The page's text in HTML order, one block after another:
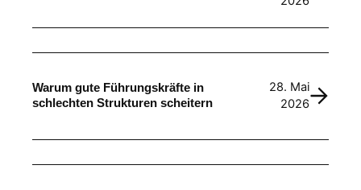
Warum gute Führungskräfte in
schlechten Strukturen scheitern
28. Mai
2026